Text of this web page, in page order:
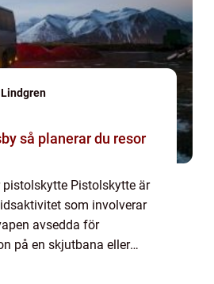
pistolskytte Pistolskytte är
som involverar
avsedda för
på en skjutbana eller